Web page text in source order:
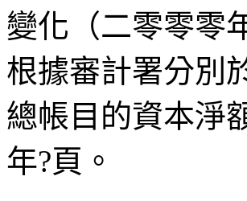
變化（二零零零
根據審計署分別
總帳目的資本淨
年?頁。